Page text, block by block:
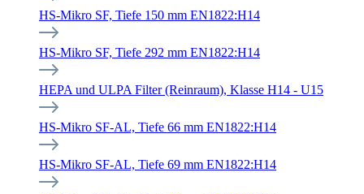
HS-Mikro SF, Tiefe 150 mm EN1822:H14
HS-Mikro SF, Tiefe 292 mm EN1822:H14
HEPA und ULPA Filter (Reinraum), Klasse H14 - U15
HS-Mikro SF-AL, Tiefe 66 mm EN1822:H14
HS-Mikro SF-AL, Tiefe 69 mm EN1822:H14